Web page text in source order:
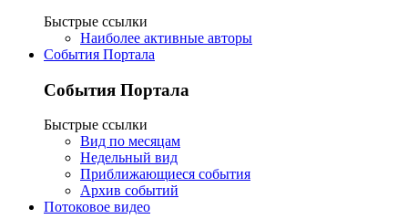
Быстрые ссылки
Наиболее активные авторы
События Портала
События Портала
Быстрые ссылки
Вид по месяцам
Недельный вид
Приближающиеся события
Архив событий
Потоковое видео